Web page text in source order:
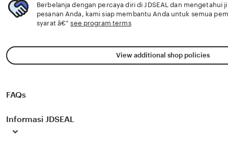
Berbelanja dengan percaya diri di JDSEAL dan mengetahui
pesanan Anda, kami siap membantu Anda untuk semua
syarat â€”see program terms
View additional shop policies
FAQs
Informasi JDSEAL